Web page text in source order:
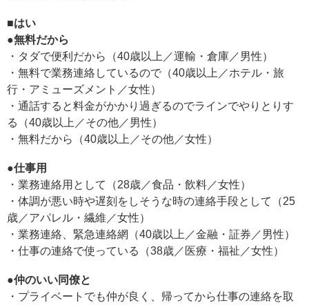
■はい
●無料だから
・タダで便利だから（40歳以上／運輸・倉庫／男性）
・無料で業務連絡しているので（40歳以上／ホテル・旅
行・アミューズメント／女性）
・通話すると料金がかかり過ぎるのでラインでやりとりす
る（40歳以上／その他／男性）
・無料だから（40歳以上／その他／女性）
●仕事用
・業務連絡用として（28歳／食品・飲料／女性）
・体調が悪い時や遅刻をしそうな時の連絡手段として（25
歳／アパレル・繊維／女性）
・業務連絡、緊急連絡網（40歳以上／金融・証券／男性）
・仕事の連絡で使っている（38歳／医療・福祉／女性）
●仲のいい同僚と
・プライベートでも仲が良く、帰ってから仕事の連絡を取